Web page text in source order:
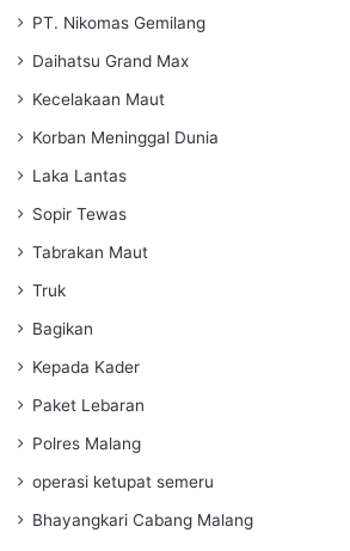
PT. Nikomas Gemilang
Daihatsu Grand Max
Kecelakaan Maut
Korban Meninggal Dunia
Laka Lantas
Sopir Tewas
Tabrakan Maut
Truk
Bagikan
Kepada Kader
Paket Lebaran
Polres Malang
operasi ketupat semeru
Bhayangkari Cabang Malang